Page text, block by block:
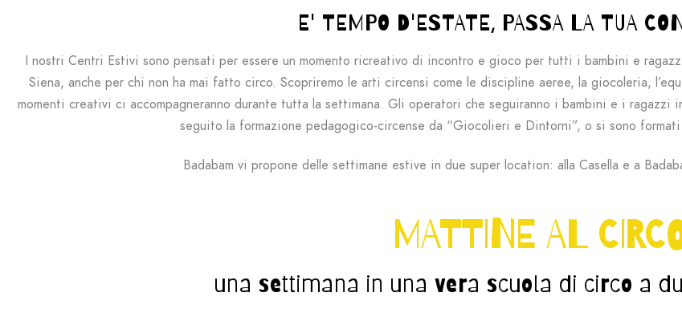
E' TEMPO D'ESTATE, PASSA LA TUA
I nostri Centri Estivi sono pensati per essere un momento ricreativo di incontro e gioco per tutti i bambini e
Siena, anche per chi non ha mai fatto circo. Scopriremo le arti circensi come le discipline aeree, la giocoleria,
momenti creativi ci accompagneranno durante tutta la settimana. Gli operatori che seguiranno i bambini e i ragazzi
seguito la formazione pedagogico-circense da “Giocolieri e Dintorni”, o si sono
Badabam vi propone delle settimane estive in due super location: alla Casella e a
MATTINE AL
una settimana in una vera scuola di circo a